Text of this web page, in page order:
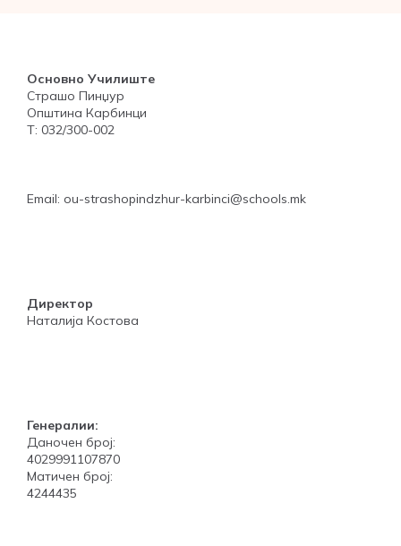
Основно Училиште
Страшо Пинџур
Општина Карбинци
Т: 032/300-002
Email: ou-strashopindzhur-karbinci@schools.mk
Директор
Наталија Костова
Генералии:
Даночен број:
4029991107870
Матичен број:
4244435